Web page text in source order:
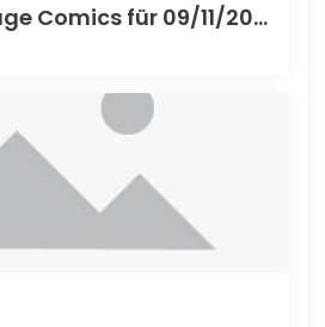
Comiclist: Image Comics für 09/11/2013